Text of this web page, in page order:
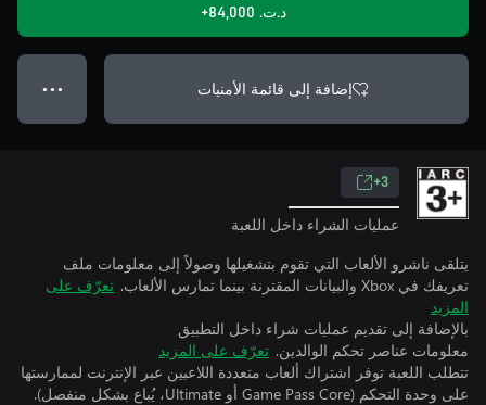
د.ت.‏ 84,000+
إضافة إلى قائمة الأمنيات ● ● ●
3+
عمليات الشراء داخل اللعبة
يتلقى ناشرو الألعاب التي تقوم بتشغيلها وصولاً إلى معلومات ملف
تعريفك في Xbox والبيانات المقترنة بينما تمارس الألعاب.
تعرّف على
المزيد
بالإضافة إلى تقديم عمليات شراء داخل التطبيق
معلومات عناصر تحكم الوالدين. تعرّف على المزيد
تتطلب اللعبة توفر اشتراك ألعاب متعددة اللاعبين عبر الإنترنت لممارستها
على وحدة التحكم (Game Pass Core أو Ultimate، يُباع بشكل منفصل).